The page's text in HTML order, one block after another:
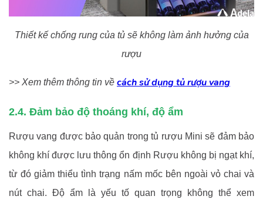
Thiết kế chống rung của tủ sẽ không làm ảnh hưởng của
rượu
>> Xem thêm thông tin về cách sử dụng tủ rượu vang
2.4. Đảm bảo độ thoáng khí, độ ẩm
Rượu vang được bảo quản trong tủ rượu Mini sẽ đảm bảo
không khí được lưu thông ổn định Rượu không bị ngạt khí,
từ đó giảm thiểu tình trạng nấm mốc bên ngoài vỏ chai và
nút chai. Độ ẩm là yếu tố quan trọng không thể xem